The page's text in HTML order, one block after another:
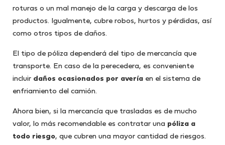
roturas o un mal manejo de la carga y descarga de los
productos. Igualmente, cubre robos, hurtos y pérdidas, así
como otros tipos de daños.
El tipo de póliza dependerá del tipo de mercancía que
transporte. En caso de la perecedera, es conveniente
incluir daños ocasionados por avería en el sistema de
enfriamiento del camión.
Ahora bien, si la mercancía que trasladas es de mucho
valor, lo más recomendable es contratar una póliza a
todo riesgo, que cubren una mayor cantidad de riesgos.